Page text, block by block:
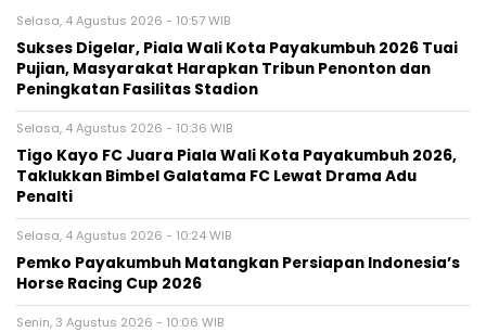
Selasa, 4 Agustus 2026 - 10:57 WIB
Sukses Digelar, Piala Wali Kota Payakumbuh 2026 Tuai
Pujian, Masyarakat Harapkan Tribun Penonton dan
Peningkatan Fasilitas Stadion
Selasa, 4 Agustus 2026 - 10:36 WIB
Tigo Kayo FC Juara Piala Wali Kota Payakumbuh 2026,
Taklukkan Bimbel Galatama FC Lewat Drama Adu
Penalti
Selasa, 4 Agustus 2026 - 10:24 WIB
Pemko Payakumbuh Matangkan Persiapan Indonesia’s
Horse Racing Cup 2026
Senin, 3 Agustus 2026 - 10:06 WIB